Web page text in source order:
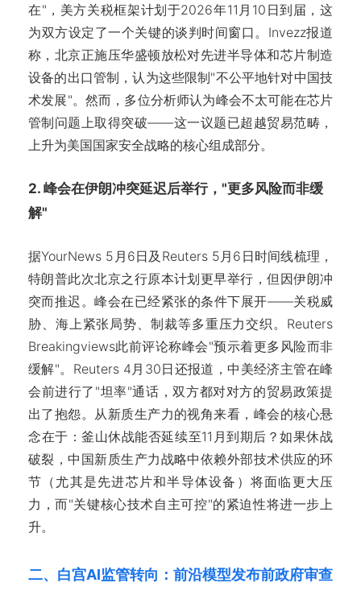
在"，美方关税框架计划于2026年11月10日到届，这
为双方设定了一个关键的谈判时间窗口。Invezz报道
称，北京正施压华盛顿放松对先进半导体和芯片制造
设备的出口管制，认为这些限制"不公平地针对中国技
术发展"。然而，多位分析师认为峰会不太可能在芯片
管制问题上取得突破——这一议题已超越贸易范畴，
上升为美国国家安全战略的核心组成部分。
2. 峰会在伊朗冲突延迟后举行，"更多风险而非缓
解"
据YourNews 5月6日及Reuters 5月6日时间线梳理，
特朗普此次北京之行原本计划更早举行，但因伊朗冲
突而推迟。峰会在已经紧张的条件下展开——关税威
胁、海上紧张局势、制裁等多重压力交织。Reuters
Breakingviews此前评论称峰会"预示着更多风险而非
缓解"。Reuters 4月30日还报道，中美经济主管在峰
会前进行了"坦率"通话，双方都对对方的贸易政策提
出了抱怨。从新质生产力的视角来看，峰会的核心悬
念在于：釜山休战能否延续至11月到期后？如果休战
破裂，中国新质生产力战略中依赖外部技术供应的环
节（尤其是先进芯片和半导体设备）将面临更大压
力，而"关键核心技术自主可控"的紧迫性将进一步上
升。
二、白宫AI监管转向：前沿模型发布前政府审查